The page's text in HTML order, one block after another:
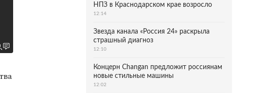
НПЗ в Краснодарском крае возросло
12:14
Звезда канала «Россия 24» раскрыла
страшный диагноз
12:10
Концерн Changan предложит россиянам
новые стильные машины
12:02